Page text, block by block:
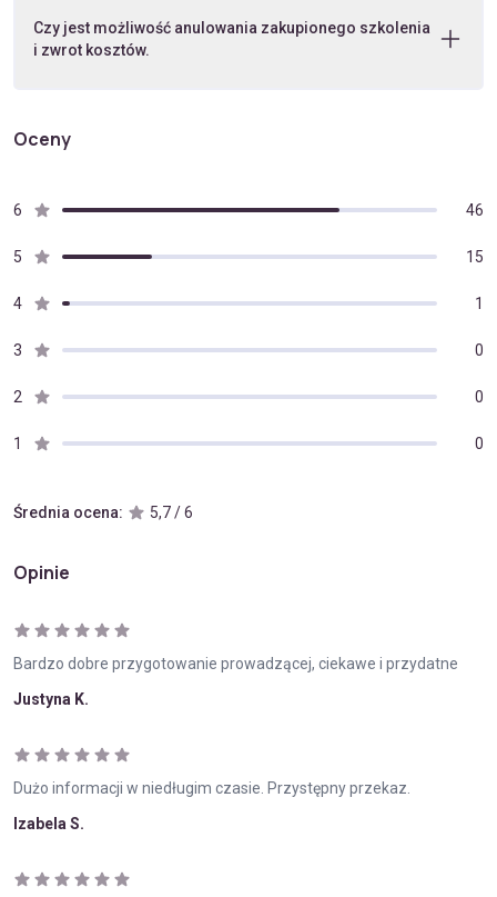
Czy jest możliwość anulowania zakupionego szkolenia
i zwrot kosztów.
Oceny
6 46
5 15
4 1
3 0
2 0
1 0
Średnia ocena: 5,7 / 6
Opinie
Bardzo dobre przygotowanie prowadzącej, ciekawe i przydatne
Justyna K.
Dużo informacji w niedługim czasie. Przystępny przekaz.
Izabela S.